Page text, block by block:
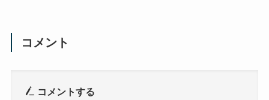
コメント
コメントする